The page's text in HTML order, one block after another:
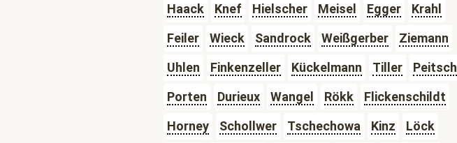
Haack
Knef Hielscher Meisel Egger
Krahl
Feiler
Wieck Sandrock Weißgerber
Ziemann
Uhlen
Finkenzeller Kückelmann Tiller
Peitsch
Porten
Durieux Wangel Rökk
Flickenschildt
Horney
Schollwer Tschechowa Kinz
Löck